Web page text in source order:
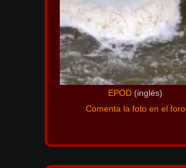
EPOD (inglés)
Comenta la foto en el foro